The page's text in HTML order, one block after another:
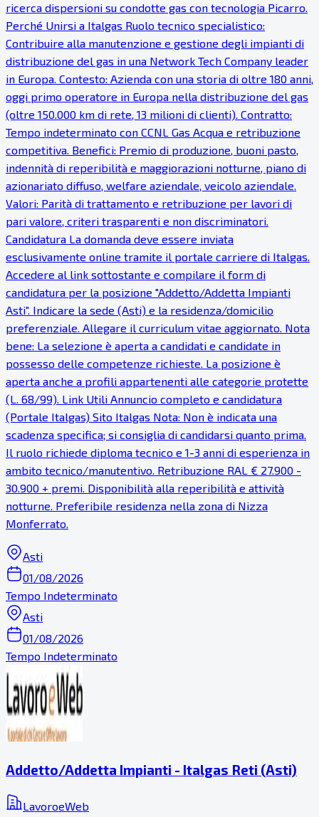
ricerca dispersioni su condotte gas con tecnologia Picarro.
Perché Unirsi a Italgas Ruolo tecnico specialistico:
Contribuire alla manutenzione e gestione degli impianti di
distribuzione del gas in una Network Tech Company leader
in Europa. Contesto: Azienda con una storia di oltre 180 anni,
oggi primo operatore in Europa nella distribuzione del gas
(oltre 150.000 km di rete, 13 milioni di clienti). Contratto:
Tempo indeterminato con CCNL Gas Acqua e retribuzione
competitiva. Benefici: Premio di produzione, buoni pasto,
indennità di reperibilità e maggiorazioni notturne, piano di
azionariato diffuso, welfare aziendale, veicolo aziendale.
Valori: Parità di trattamento e retribuzione per lavori di
pari valore, criteri trasparenti e non discriminatori.
Candidatura La domanda deve essere inviata
esclusivamente online tramite il portale carriere di Italgas.
Accedere al link sottostante e compilare il form di
candidatura per la posizione "Addetto/Addetta Impianti
Asti". Indicare la sede (Asti) e la residenza/domicilio
preferenziale. Allegare il curriculum vitae aggiornato. Nota
bene: La selezione è aperta a candidati e candidate in
possesso delle competenze richieste. La posizione è
aperta anche a profili appartenenti alle categorie protette
(L. 68/99). Link Utili Annuncio completo e candidatura
(Portale Italgas) Sito Italgas Nota: Non è indicata una
scadenza specifica; si consiglia di candidarsi quanto prima.
Il ruolo richiede diploma tecnico e 1-3 anni di esperienza in
ambito tecnico/manutentivo. Retribuzione RAL € 27.900 -
30.900 + premi. Disponibilità alla reperibilità e attività
notturne. Preferibile residenza nella zona di Nizza
Monferrato.
Asti
01/08/2026
Tempo Indeterminato
Asti
01/08/2026
Tempo Indeterminato
Addetto/Addetta Impianti - Italgas Reti (Asti)
LavoroeWeb